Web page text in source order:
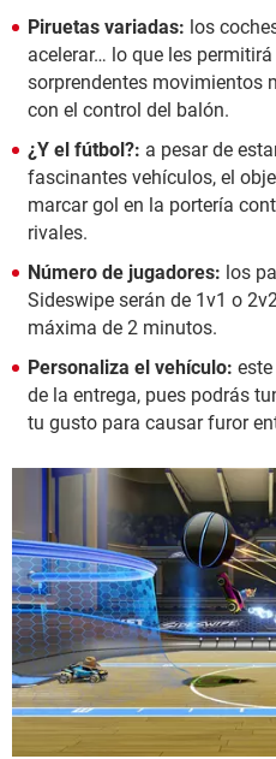
Piruetas variadas: los
acelerar… lo que les
sorprendentes movimientos
con el control del balón.
¿Y el fútbol?: a pesar de
fascinantes vehículos, el
marcar gol en la portería
rivales.
Número de jugadores: los
Sideswipe serán de 1v1 o
máxima de 2 minutos.
Personaliza el vehículo:
de la entrega, pues podrás
tu gusto para causar furor